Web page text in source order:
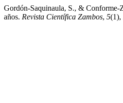
Gordón-Saquinaula, S., & Conforme-
años. Revista Científica Zambos, 5(1),